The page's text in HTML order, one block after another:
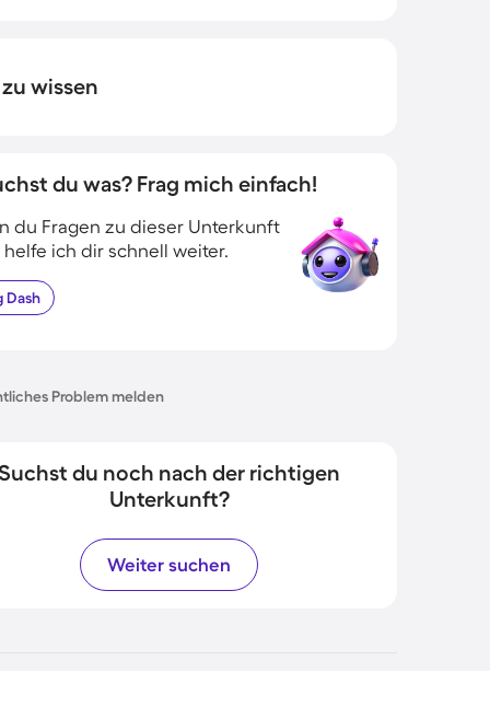
wissen
du was? Frag mich einfach!
du Fragen zu dieser Unterkunft
helfe ich dir schnell weiter.
Dash
Problem melden
du noch nach der richtigen
Unterkunft?
Weiter suchen